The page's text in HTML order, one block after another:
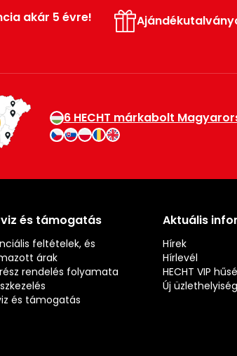
akár 5 évre!
6 HECHT márkabolt
és támogatás
feltételek, és
árak
rendelés folyamata
és támogatás
Aktuális
Hírek
Hírlevél
HECHT VIP
Új